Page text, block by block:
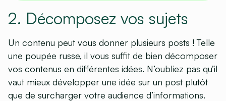
2. Décomposez vos sujets
Un contenu peut vous donner plusieurs posts ! Telle
une poupée russe, il vous suffit de bien décomposer
vos contenus en différentes idées. N’oubliez pas qu’il
vaut mieux développer une idée sur un post plutôt
que de surcharger votre audience d’informations.